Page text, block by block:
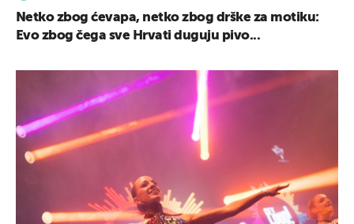
Netko zbog ćevapa, netko zbog drške za motiku:
Evo zbog čega sve Hrvati duguju pivo...